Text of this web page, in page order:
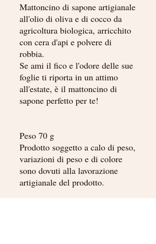
Mattoncino di sapone artigianale
all'olio di oliva e di cocco da
agricoltura biologica, arricchito
con cera d'api e polvere di
robbia.
Se ami il fico e l'odore delle sue
foglie ti riporta in un attimo
all'estate, è il mattoncino di
sapone perfetto per te!
Peso 70 g
Prodotto soggetto a calo di peso,
variazioni di peso e di colore
sono dovuti alla lavorazione
artigianale del prodotto.